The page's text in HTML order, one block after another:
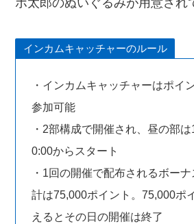
インカムキャッチャーのルール
・インカムキャッチャーはポイ
参加可能
・2部構成で開催され、昼の部
0:00からスタート
・1回の開催で配布されるボー
計は75,000ポイント。75,000ポ
えるとその日の開催は終了